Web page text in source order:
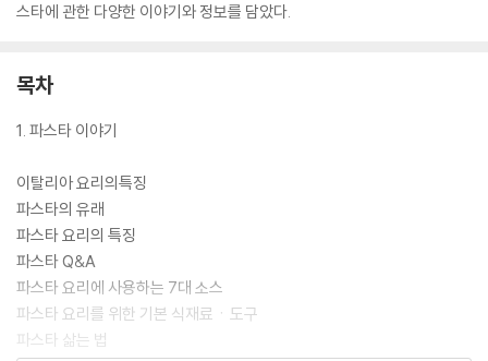
스타에 관한 다양한 이야기와 정보를 담았다.
목차
1. 파스타 이야기
이탈리아 요리의특징
파스타의 유래
파스타 요리의 특징
파스타 Q&A
파스타 요리에 사용하는 7대 소스
파스타 요리를 위한 기본 식재료ㆍ도구
파스타 삶는 법